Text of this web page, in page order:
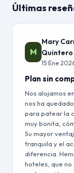
Últimas
M
Mary
Quintero
15 Ene
Plan sin
Nos alojamos
nos ha
para patear la
muy bonita,
Su mayor
tranquila y el
diferencia.
hoteles, que no